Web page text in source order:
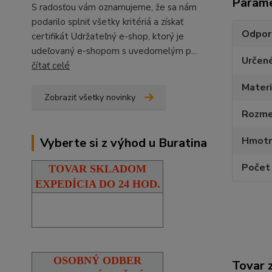
S radosťou vám oznamujeme, že sa nám
podarilo splniť všetky kritériá a získať
certifikát Udržateľný e-shop, ktorý je
udeľovaný e-shopom s uvedomelým p...
čítať celé
Zobraziť všetky novinky
Vyberte si z výhod u Buratina
TOVAR SKLADOM
EXPEDÍCIA DO 24 HOD.
OSOBNÝ ODBER
Tovar